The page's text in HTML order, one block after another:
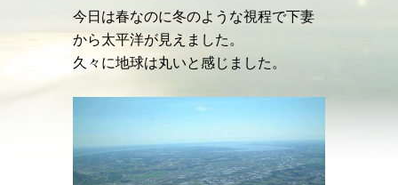
今日は春なのに冬のような視程で下妻
から太平洋が見えました。
久々に地球は丸いと感じました。